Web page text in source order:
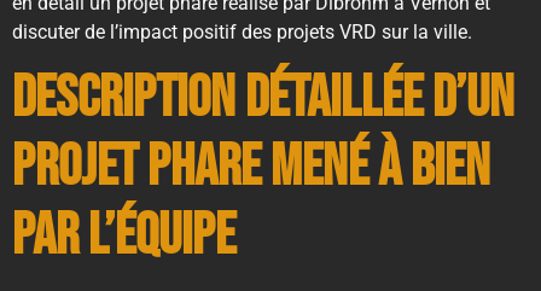
discuter de l’impact positif des projets VRD sur la ville.
Description détaillée d’un
projet phare mené à bien
par l’équipe